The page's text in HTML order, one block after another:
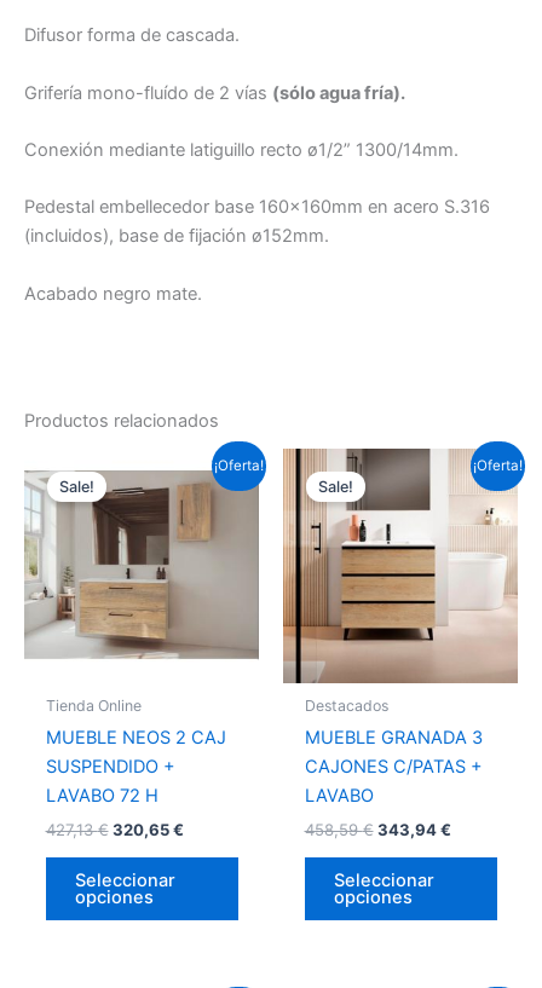
Difusor forma de cascada.
Grifería mono-fluído de 2 vías (sólo agua fría).
Conexión mediante latiguillo recto ø1/2” 1300/14mm.
Pedestal embellecedor base 160x160mm en acero S.316
(incluidos), base de fijación ø152mm.
Acabado negro mate.
Productos relacionados
¡Oferta!
Sale!
Tienda Online
MUEBLE NEOS 2 CAJ
SUSPENDIDO +
LAVABO 72 H
427,13€ 320,65€
Seleccionar
opciones
Este
producto
múltiples
variantes.
opciones
se
¡Oferta!
Sale!
Destacados
MUEBLE GRANADA 3
CAJONES C/PATAS +
LAVABO
458,59€ 343,94€
Seleccionar
opciones
Este
tiene
Las